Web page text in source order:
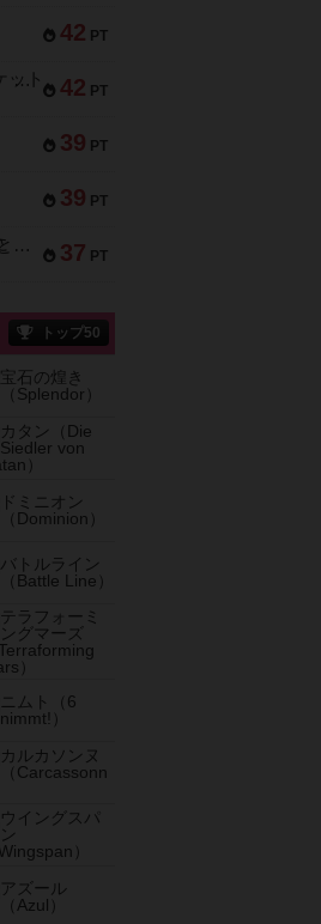
42 PT
42 PT
スターマイン・ラミー ポケット
39 PT
39 PT
37 PT
フリップ７：復讐心とともに
トップ50